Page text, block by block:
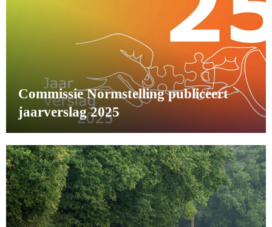
Commissie Normstelling publiceert
jaarverslag 2025